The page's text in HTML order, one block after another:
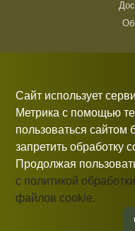
10:00 —
Информация,
©
Сайт использует
Метрика с помощью
пользоваться
запретить обработку
Продолжая
с политикой
файлов cookie.